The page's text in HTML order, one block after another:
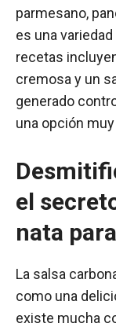
parmesano,
es una
recetas
cremosa y un
generado
una opción
el
nata
La salsa
como una
existe mucha